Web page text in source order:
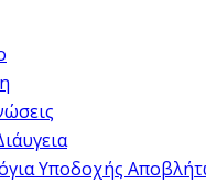
Υποδοχής